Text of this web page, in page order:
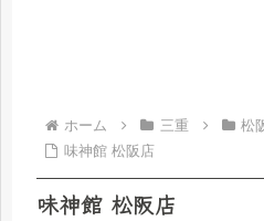
ホーム 三重 松
味神館 松阪店
味神館 松阪店